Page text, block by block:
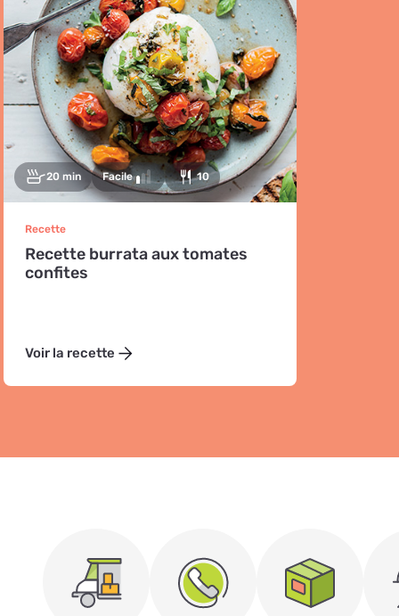
20 min Facile 10
Recette
Recette burrata aux tomates
confites
Voir la recette